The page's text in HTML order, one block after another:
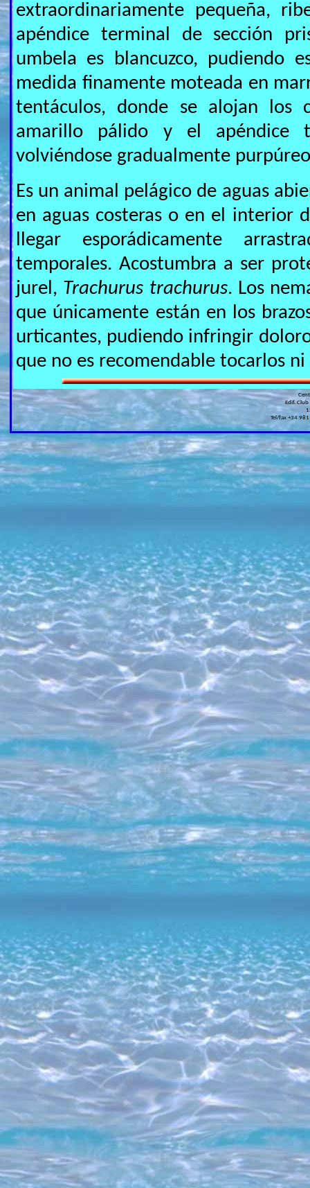
extraordinariamente pequeña,
apéndice terminal de sección
umbela es blancuzco, pudiendo
medida finamente moteada en
tentáculos, donde se alojan los
amarillo pálido y el apéndice
volviéndose gradualmente
Es un animal pelágico de aguas
en aguas costeras o en el interior
llegar esporádicamente
temporales. Acostumbra a ser
jurel, Trachurus trachurus. Los
que únicamente están en los
urticantes, pudiendo infringir
que no es recomendable tocarlos ni
Edif.